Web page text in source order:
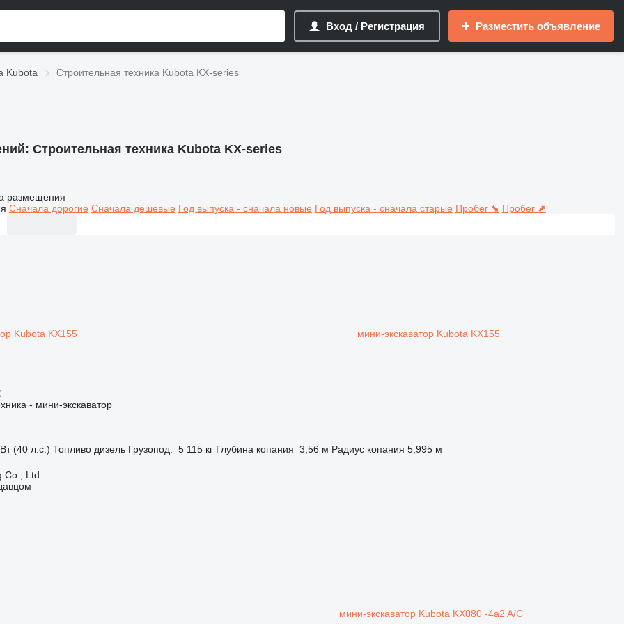
Вход / Регистрация Разместить объявление
Kubota Строительная техника Kubota KX-series
Строительная техника Kubota KX-series
размещения
Сначала дорогие Сначала дешевые Год выпуска - сначала новые Год выпуска - сначала старые Пробег ⬊ Пробег ⬈
мини-экскаватор Kubota KX155
- мини-экскаватор
(40 л.с.) Топливо дизель Грузопод. 5 115 кг Глубина копания 3,56 м Радиус копания 5,995 м
Ltd.
мини-экскаватор Kubota KX080 -4a2 A/C